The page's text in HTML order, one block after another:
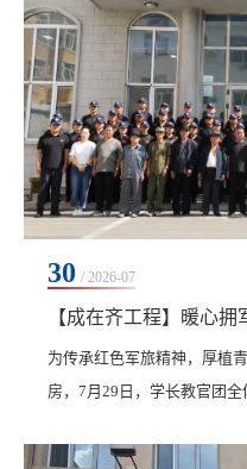
所学服务群众、以实干担当
30 / 2026-07
为传承红色军旅精神，厚植
房，7月29日，学长教官团
龙江县退役军人事务局副局